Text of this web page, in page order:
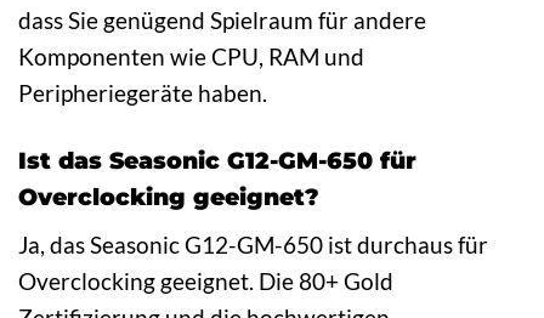
dass Sie genügend Spielraum für andere
Komponenten wie CPU, RAM und
Peripheriegeräte haben.
Ist das Seasonic G12-GM-650 für
Overclocking geeignet?
Ja, das Seasonic G12-GM-650 ist durchaus für
Overclocking geeignet. Die 80+ Gold